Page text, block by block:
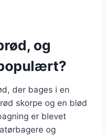
og
der bages i en
skorpe og en blød
er blevet
og